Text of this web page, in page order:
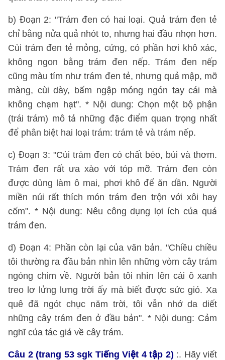
b) Đoạn 2: "Trám đen có hai loại. Quả trám đen tẻ
chỉ bằng nửa quả nhót to, nhưng hai đầu nhọn hơn.
Cùi trám đen tẻ mỏng, cứng, có phần hơi khô xác,
không ngon bằng trám đen nếp. Trám đen nếp
cũng màu tím như trám đen tẻ, nhưng quả mập, mỡ
màng, cùi dày, bấm ngập móng ngón tay cái mà
không chạm hạt". * Nội dung: Chọn một bộ phận
(trái trám) mô tả những đặc điểm quan trọng nhất
để phân biệt hai loại trám: trám tẻ và trám nếp.
c) Đoạn 3: "Cùi trám đen có chất béo, bùi và thơm.
Trám đen rất ưa xào với tóp mỡ. Trám đen còn
được dùng làm ô mai, phơi khô để ăn dần. Người
miền núi rất thích món trám đen trộn với xôi hay
cốm". * Nội dung: Nêu công dụng lợi ích của quả
trám đen.
d) Đoạn 4: Phần còn lại của văn bản. "Chiều chiều
tôi thường ra đầu bản nhìn lên những vòm cây trám
ngóng chim về. Người bản tôi nhìn lên cái ô xanh
treo lơ lửng lưng trời ấy mà biết được sức gió. Xa
quê đã ngót chục năm trời, tôi vẫn nhớ da diết
những cây trám đen ở đầu bản". * Nội dung: Cảm
nghĩ của tác giả về cây trám.
Câu 2 (trang 53 sgk Tiếng Việt 4 tập 2) :. Hãy viết